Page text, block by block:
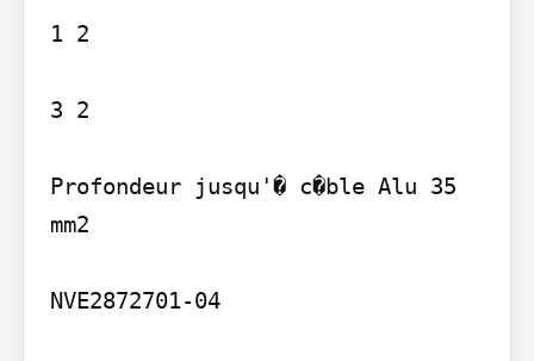
1 2
3 2
Profondeur jusqu'� c�ble Alu 35
mm2
NVE2872701-04